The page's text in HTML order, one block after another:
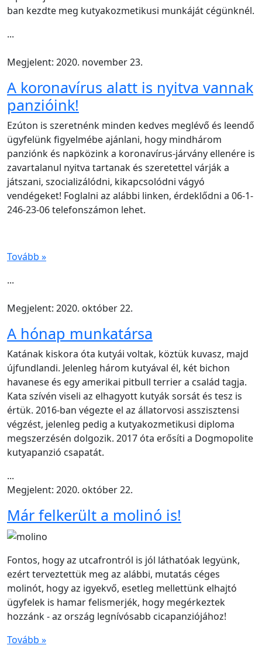
ban kezdte meg kutyakozmetikusi munkáját cégünknél.
...
Megjelent: 2020. november 23.
A koronavírus alatt is nyitva vannak
panzióink!
Ezúton is szeretnénk minden kedves meglévő és leendő
ügyfelünk figyelmébe ajánlani, hogy mindhárom
panziónk és napközink a koronavírus-járvány ellenére is
zavartalanul nyitva tartanak és szeretettel várják a
játszani, szocializálódni, kikapcsolódni vágyó
vendégeket! Foglalni az alábbi linken, érdeklődni a 06-1-
246-23-06 telefonszámon lehet.
Tovább »
...
Megjelent: 2020. október 22.
A hónap munkatársa
Katának kiskora óta kutyái voltak, köztük kuvasz, majd
újfundlandi. Jelenleg három kutyával él, két bichon
havanese és egy amerikai pitbull terrier a család tagja.
Kata szívén viseli az elhagyott kutyák sorsát és tesz is
értük. 2016-ban végezte el az állatorvosi asszisztensi
végzést, jelenleg pedig a kutyakozmetikusi diploma
megszerzésén dolgozik. 2017 óta erősíti a Dogmopolite
kutyapanzió csapatát.
...
Megjelent: 2020. október 22.
Már felkerült a molinó is!
Fontos, hogy az utcafrontról is jól láthatóak legyünk,
ezért terveztettük meg az alábbi, mutatás céges
molinót, hogy az igyekvő, esetleg mellettünk elhajtó
ügyfelek is hamar felismerjék, hogy megérkeztek
hozzánk - az ország legnívósabb cicapanziójához!
Tovább »